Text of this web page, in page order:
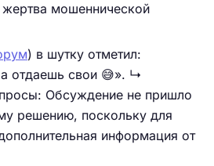
мошеннической
) в шутку отметил:
отдаешь свои 😅». ↳
Обсуждение не пришло
решению, поскольку для
информация от